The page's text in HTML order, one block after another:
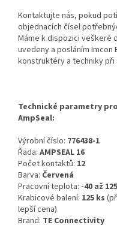
Kontaktujte nás, pokud
objednacích čísel
Máme k dispozici veškeré
uvedeny a posláním
konstruktéry a techniky
Technické parametry
AmpSeal:
Výrobní číslo: 776438-1
Řada: AMPSEAL 16
Počet kontaktů: 12
Barva: Červená
Pracovní teplota: -40 až
Krabicové balení: 125 ks
lepší cena)
Brand: TE Connectivity